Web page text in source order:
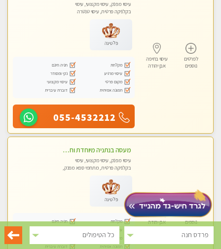
פרדס חנה כל הטיפולים
לפרטים
נוספים
עיסוי בחיפה
אבן יהודה
עיסוי מפנק, עיסוי מקצועי, עיסוי
בקלניקה פרטית, עיסוי טנטרה
פלטינה
מקלחת
חניה חינם
עיסוי מרגיע
נקי ומסודר
מקום פרטי
עיסוי מקצועי
תמונה אמיתית
דוברת עיברית
055-4532212
לפרטים
נוספים
עיסוי בחיפה
אבן יהודה
מעסה בנתניה מיוחדת וחדשה בעיר לעיסוי...
עיסוי מפנק, עיסוי מקצועי, עיסוי
בקלניקה פרטית, מתחמי ספא מפנק,
פלטינה
מקלחת
חניה חינם
עיסוי מרגיע
מקום פרטי
תמונה אמיתית
דוברת עיברית